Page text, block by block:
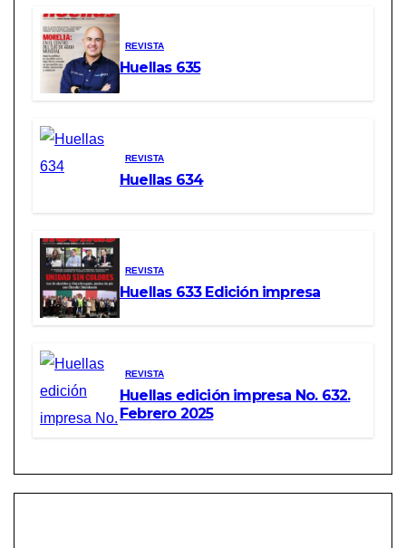
REVISTA
Huellas 635
REVISTA
Huellas 634
REVISTA
Huellas 633 Edición impresa
REVISTA
Huellas edición impresa No. 632.
Febrero 2025